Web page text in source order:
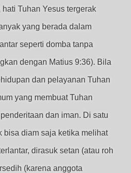
Tuhan Yesus tergerak
yang berada dalam
seperti domba tanpa
dengan Matius 9:36). Bila
dan pelayanan Tuhan
yang membuat Tuhan
dan iman. Di satu
bisa diam saja ketika melihat
dirasuk setan (atau roh
(karena anggota